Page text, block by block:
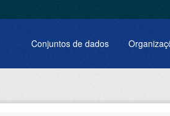
Conjuntos de dados